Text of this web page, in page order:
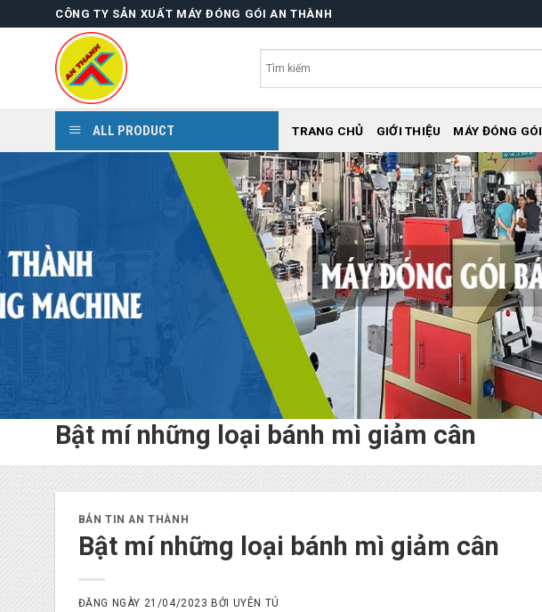
CÔNG TY SẢN XUẤT MÁY ĐÓNG GÓI AN THÀNH
ALL PRODUCT TRANG CHỦ GIỚI THIỆU MÁY ĐÓNG GÓI
Bật mí những loại bánh mì giảm cân
BẢN TIN AN THÀNH
Bật mí những loại bánh mì giảm cân
ĐĂNG NGÀY 21/04/2023 BỞI UYÊN TÚ